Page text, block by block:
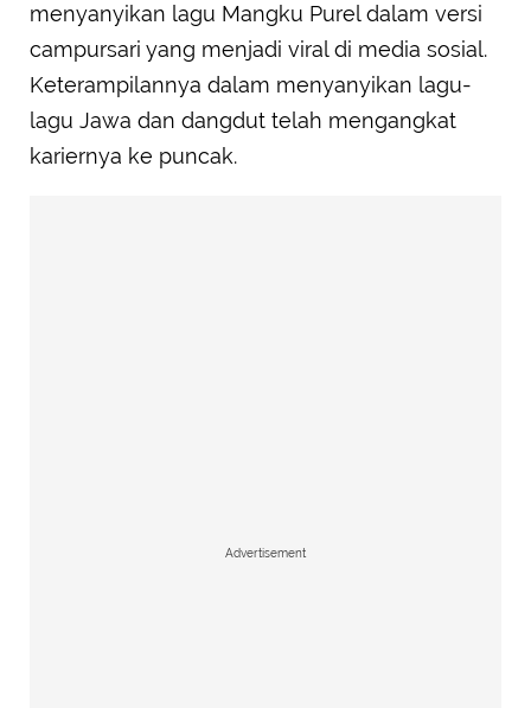
menyanyikan lagu Mangku Purel dalam versi
campursari yang menjadi viral di media sosial.
Keterampilannya dalam menyanyikan lagu-
lagu Jawa dan dangdut telah mengangkat
kariernya ke puncak.
Advertisement